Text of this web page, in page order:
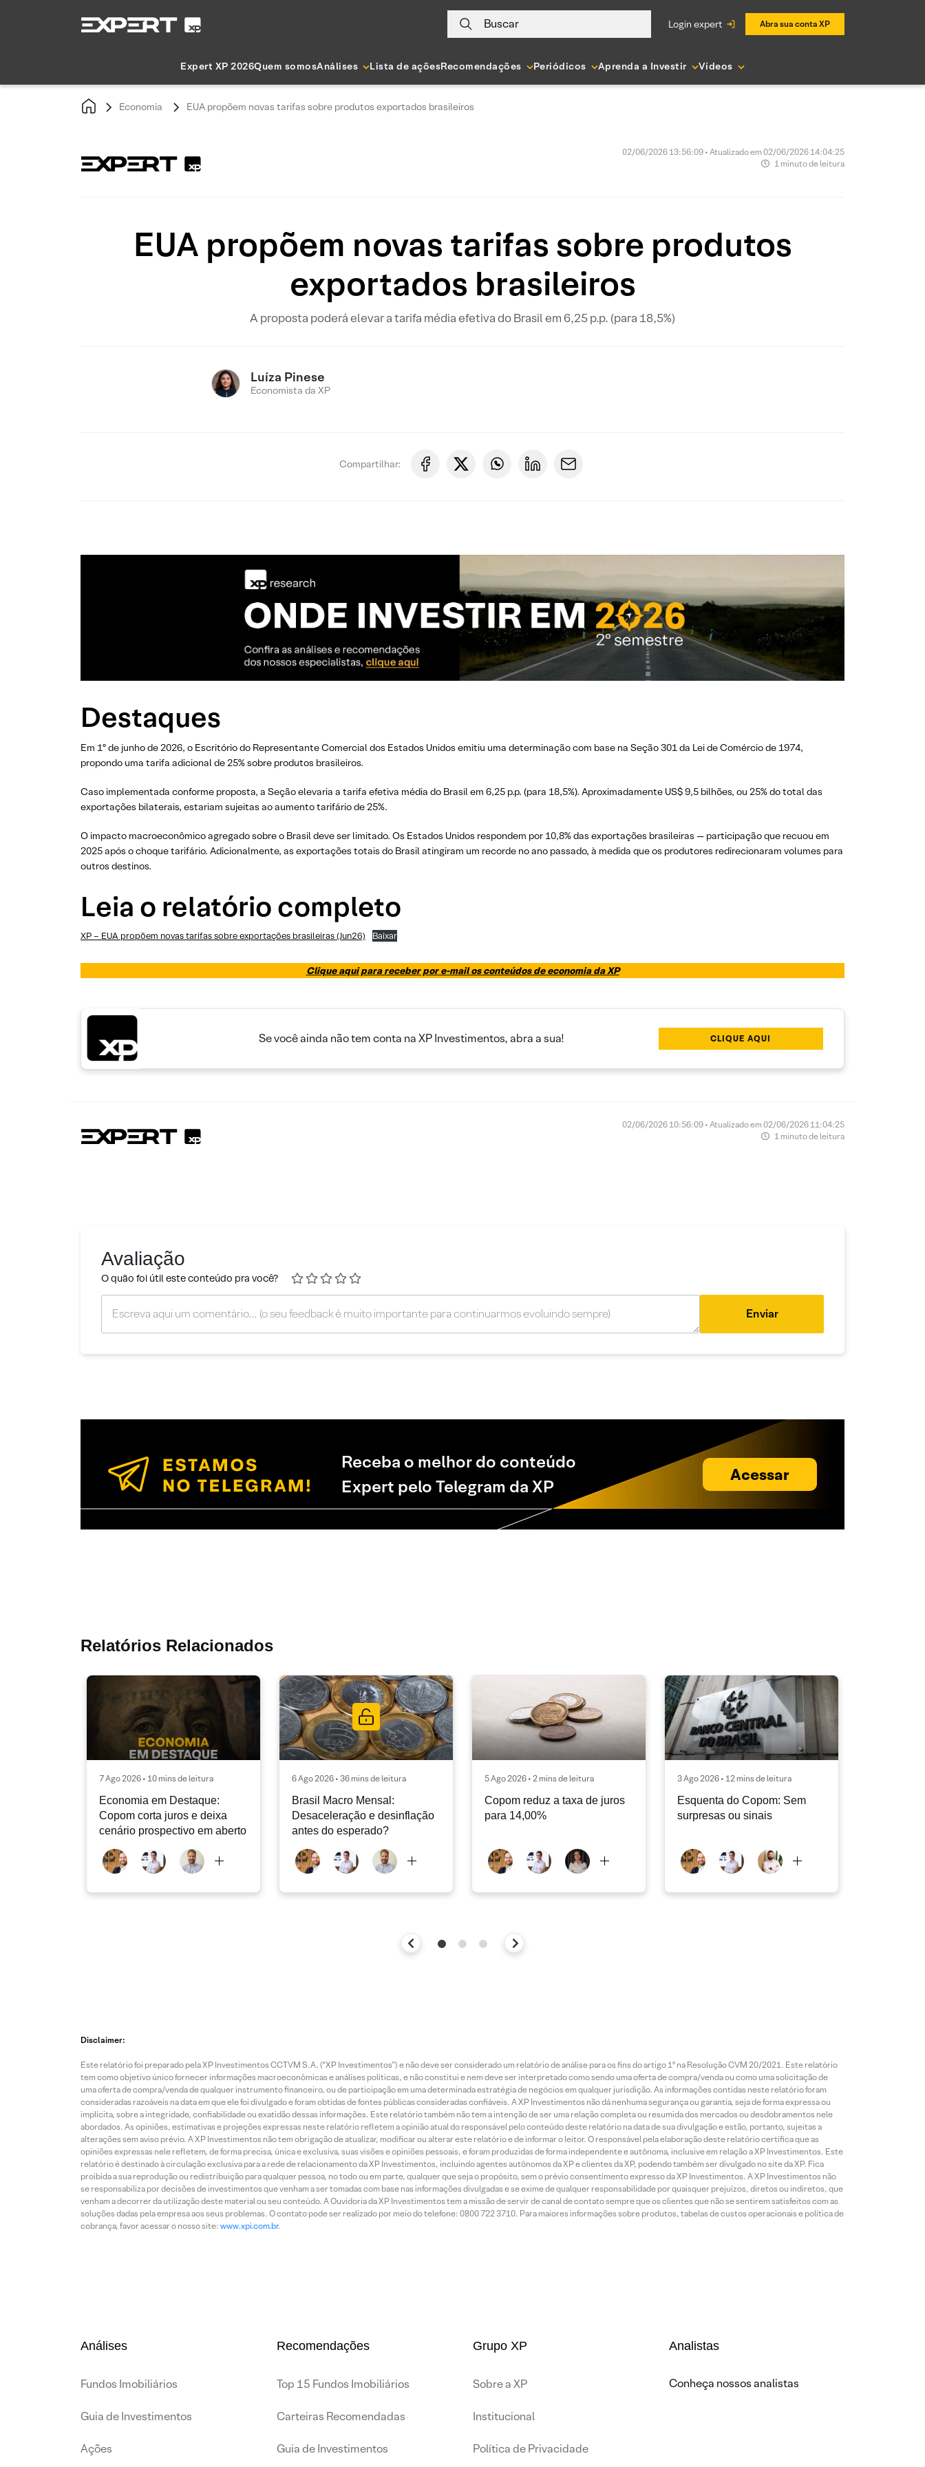
Buscar login expert Abra sua conta XP
Expert XP 2026Quem somosAnálises Lista de açõesRecomendações Periódicos Aprenda a Investir Vídeos
Economia EUA propõem novas tarifas sobre produtos exportados brasileiros
02/06/2026 13:56:09 • Atualizado em 02/06/2026 14:04:25
1 minuto de leitura
EUA propõem novas tarifas sobre produtos
exportados brasileiros
A proposta poderá elevar a tarifa média efetiva do Brasil em 6,25 p.p. (para 18,5%)
Luíza Pinese
Economista da XP
Compartilhar:
Destaques
Em 1º de junho de 2026, o Escritório do Representante Comercial dos Estados Unidos emitiu uma determinação com base na Seção 301 da Lei de Comércio de 1974,
propondo uma tarifa adicional de 25% sobre produtos brasileiros.
Caso implementada conforme proposta, a Seção elevaria a tarifa efetiva média do Brasil em 6,25 p.p. (para 18,5%). Aproximadamente US$ 9,5 bilhões, ou 25% do total das
exportações bilaterais, estariam sujeitas ao aumento tarifário de 25%.
O impacto macroeconômico agregado sobre o Brasil deve ser limitado. Os Estados Unidos respondem por 10,8% das exportações brasileiras — participação que recuou em
2025 após o choque tarifário. Adicionalmente, as exportações totais do Brasil atingiram um recorde no ano passado, à medida que os produtores redirecionaram volumes para
outros destinos.
Leia o relatório completo
XP – EUA propõem novas tarifas sobre exportações brasileiras (Jun26) Baixar
Clique aqui para receber por e-mail os conteúdos de economia da XP
Se você ainda não tem conta na XP Investimentos, abra a sua! CLIQUE AQUI
02/06/2026 10:56:09 • Atualizado em 02/06/2026 11:04:25
1 minuto de leitura
Avaliação
O quão foi útil este conteúdo pra você?
Enviar
Receba o melhor do conteúdo
Expert pelo Telegram da XP
Acessar
Relatórios Relacionados
7 Ago 2026 • 10 mins de leitura
Economia em Destaque:
Copom corta juros e deixa
cenário prospectivo em aberto
6 Ago 2026 • 36 mins de leitura
Brasil Macro Mensal:
Desaceleração e desinflação
antes do esperado?
5 Ago 2026 • 2 mins de leitura
Copom reduz a taxa de juros
para 14,00%
3 Ago 2026 • 12 mins de leitura
Esquenta do Copom: Sem
surpresas ou sinais
Disclaimer:
Este relatório foi preparado pela XP Investimentos CCTVM S.A. (“XP Investimentos”) e não deve ser considerado um relatório de análise para os fins do artigo 1º na Resolução CVM 20/2021. Este relatório
tem como objetivo único fornecer informações macroeconômicas e análises políticas, e não constitui e nem deve ser interpretado como sendo uma oferta de compra/venda ou como uma solicitação de
uma oferta de compra/venda de qualquer instrumento financeiro, ou de participação em uma determinada estratégia de negócios em qualquer jurisdição. As informações contidas neste relatório foram
consideradas razoáveis na data em que ele foi divulgado e foram obtidas de fontes públicas consideradas confiáveis. A XP Investimentos não dá nenhuma segurança ou garantia, seja de forma expressa ou
implícita, sobre a integridade, confiabilidade ou exatidão dessas informações. Este relatório também não tem a intenção de ser uma relação completa ou resumida dos mercados ou desdobramentos nele
abordados. As opiniões, estimativas e projeções expressas neste relatório refletem a opinião atual do responsável pelo conteúdo deste relatório na data de sua divulgação e estão, portanto, sujeitas a
alterações sem aviso prévio. A XP Investimentos não tem obrigação de atualizar, modificar ou alterar este relatório e de informar o leitor. O responsável pela elaboração deste relatório certifica que as
opiniões expressas nele refletem, de forma precisa, única e exclusiva, suas visões e opiniões pessoais, e foram produzidas de forma independente e autônoma, inclusive em relação a XP Investimentos. Este
relatório é destinado à circulação exclusiva para a rede de relacionamento da XP Investimentos, incluindo agentes autônomos da XP e clientes da XP, podendo também ser divulgado no site da XP. Fica
proibida a sua reprodução ou redistribuição para qualquer pessoa, no todo ou em parte, qualquer que seja o propósito, sem o prévio consentimento expresso da XP Investimentos. A XP Investimentos não
se responsabiliza por decisões de investimentos que venham a ser tomadas com base nas informações divulgadas e se exime de qualquer responsabilidade por quaisquer prejuízos, diretos ou indiretos, que
venham a decorrer da utilização deste material ou seu conteúdo. A Ouvidoria da XP Investimentos tem a missão de servir de canal de contato sempre que os clientes que não se sentirem satisfeitos com as
soluções dadas pela empresa aos seus problemas. O contato pode ser realizado por meio do telefone: 0800 722 3710. Para maiores informações sobre produtos, tabelas de custos operacionais e política de
cobrança, favor acessar o nosso site: www.xpi.com.br.
Análises
Fundos Imobiliários
Guia de Investimentos
Ações
Recomendações
Top 15 Fundos Imobiliários
Carteiras Recomendadas
Guia de Investimentos
Grupo XP
Sobre a XP
Institucional
Política de Privacidade
Analistas
Conheça nossos analistas